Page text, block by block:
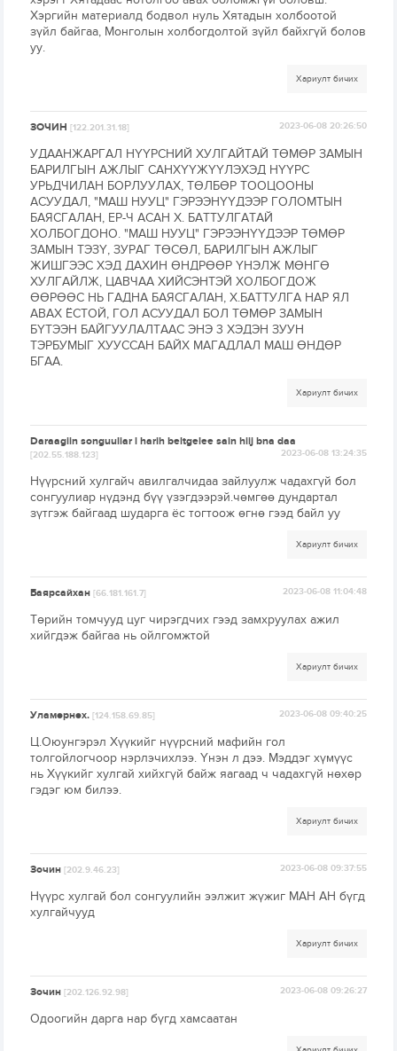
Хэргийн материалд бодвол нуль Хятадын холбоотой
зүйл байгаа, Монголын холбогдолтой зүйл байхгүй болов
уу.
Хариулт бичих
ЗОЧИН[122.201.31.18] 2023-06-08 20:26:50
УДААНЖАРГАЛ НҮҮРСНИЙ ХУЛГАЙТАЙ ТӨМӨР ЗАМЫН
БАРИЛГЫН АЖЛЫГ САНХҮҮЖҮҮЛЭХЭД НҮҮРС
УРЬДЧИЛАН БОРЛУУЛАХ, ТӨЛБӨР ТООЦООНЫ
АСУУДАЛ, "МАШ НУУЦ" ГЭРЭЭНҮҮДЭЭР ГОЛОМТЫН
БАЯСГАЛАН, ЕР-Ч АСАН Х. БАТТУЛГАТАЙ
ХОЛБОГДОНО. "МАШ НУУЦ" ГЭРЭЭНҮҮДЭЭР ТӨМӨР
ЗАМЫН ТЭЗҮ, ЗУРАГ ТӨСӨЛ, БАРИЛГЫН АЖЛЫГ
ЖИШГЭЭС ХЭД ДАХИН ӨНДРӨӨР ҮНЭЛЖ МӨНГӨ
ХУЛГАЙЛЖ, ЦАВЧАА ХИЙСЭНТЭЙ ХОЛБОГДОЖ
ӨӨРӨӨС НЬ ГАДНА БАЯСГАЛАН, Х.БАТТУЛГА НАР ЯЛ
АВАХ ЁСТОЙ, ГОЛ АСУУДАЛ БОЛ ТӨМӨР ЗАМЫН
БҮТЭЭН БАЙГУУЛАЛТААС ЭНЭ 3 ХЭДЭН ЗУУН
ТЭРБУМЫГ ХУУССАН БАЙХ МАГАДЛАЛ МАШ ӨНДӨР
БГАА.
Хариулт бичих
Daraagiin songuuliar l harih beltgelee sain hiij bna daa
[202.55.188.123] 2023-06-08 13:24:35
Нүүрсний хулгайч авилгалчидаа зайлуулж чадахгүй бол
сонгуулиар нүдэнд бүү үзэгдээрэй.чөмгөө дундартал
зүтгэж байгаад шударга ёс тогтоож өгнө гээд байл уу
Хариулт бичих
Баярсайхан[66.181.161.7] 2023-06-08 11:04:48
Төрийн томчууд цуг чирэгдчих гээд замхруулах ажил
хийгдэж байгаа нь ойлгомжтой
Хариулт бичих
Уламөрнөх.[124.158.69.85] 2023-06-08 09:40:25
Ц.Оюунгэрэл Хүүкийг нүүрсний мафийн гол
толгойлогчоор нэрлэчихлээ. Үнэн л дээ. Мэддэг хүмүүс
нь Хүүкийг хулгай хийхгүй байж яагаад ч чадахгүй нөхөр
гэдэг юм билээ.
Хариулт бичих
Зочин[202.9.46.23] 2023-06-08 09:37:55
Нүүрс хулгай бол сонгуулийн ээлжит жүжиг МАН АН бүгд
хулгайчууд
Хариулт бичих
Зочин[202.126.92.98] 2023-06-08 09:26:27
Одоогийн дарга нар бүгд хамсаатан